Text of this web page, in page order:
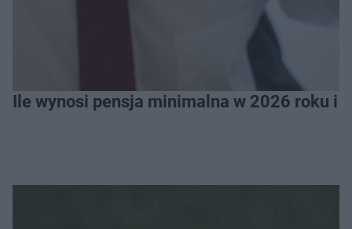
Ile wynosi pensja minimalna w 2026 roku i